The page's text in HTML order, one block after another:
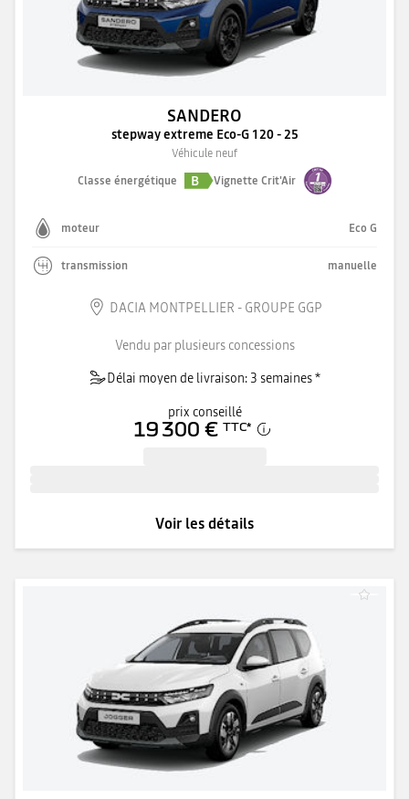
SANDERO
stepway extreme Eco-G 120 - 25
Véhicule neuf
Classe énergétique
B Vignette Crit'Air
moteur Eco G
transmission manuelle
DACIA MONTPELLIER - GROUPE GGP
Vendu par plusieurs concessions
Délai moyen de livraison: 3 semaines *
prix conseillé
19 300 € TTC*
Voir les détails